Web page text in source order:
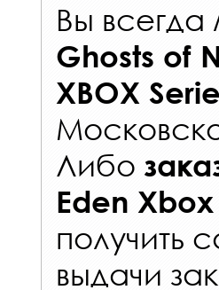
Вы
Ghosts of
XBOX
Либо
Eden
получить
выдачи